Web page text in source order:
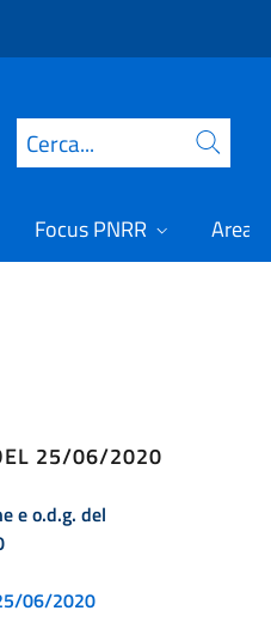
Cerca
Focus PNRR Area
25/06/2020
e o.d.g. del
06/2020